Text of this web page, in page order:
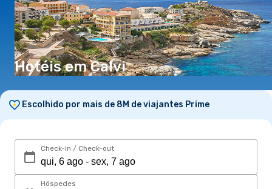
Hotéis em Calvi
Escolhido por mais de 8M de viajantes Prime
Check-in / Check-out
Hóspedes